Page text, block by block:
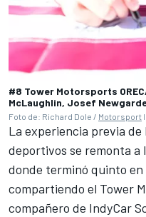
#8 Tower Motorsports
McLaughlin, Josef
Foto de: Richard Dole / Motorsport
La experiencia previa
deportivos se remonta a
donde terminó quinto en
compartiendo el Tower
compañero de IndyCar